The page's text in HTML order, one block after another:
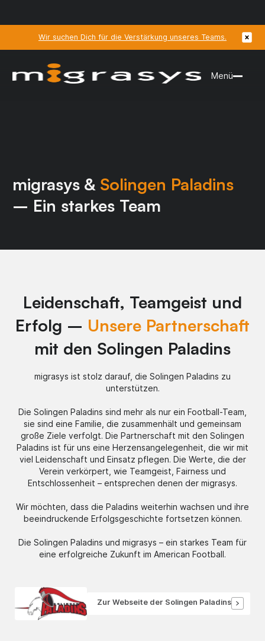
Wir suchen Dich für die Verstärkung unseres Teams.
Menü
migrasys & Solingen Paladins
– Ein starkes Team
Leidenschaft, Teamgeist und
Erfolg – Unsere Partnerschaft
mit den Solingen Paladins
migrasys ist stolz darauf, die Solingen Paladins zu
unterstützen.
Die Solingen Paladins sind mehr als nur ein Football-Team,
sie sind eine Familie, die zusammenhält und gemeinsam
große Ziele verfolgt. Die Partnerschaft mit den Solingen
Paladins ist für uns eine Herzensangelegenheit, die wir mit
viel Leidenschaft und Einsatz pflegen. Die Werte, die der
Verein verkörpert, wie Teamgeist, Fairness und
Entschlossenheit – entsprechen denen der migrasys.
Wir möchten, dass die Paladins weiterhin wachsen und ihre
beeindruckende Erfolgsgeschichte fortsetzen können.
Die Solingen Paladins und migrasys – ein starkes Team für
eine erfolgreiche Zukunft im American Football.
Zur Webseite der Solingen Paladins